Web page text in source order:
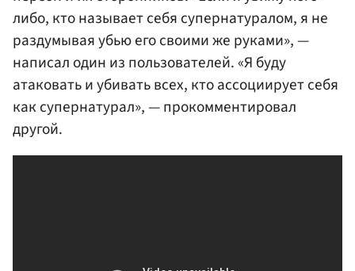
либо, кто называет себя супернатуралом, я не
раздумывая убью его своими же руками», —
написал один из пользователей. «Я буду
атаковать и убивать всех, кто ассоциирует себя
как супернатурал», — прокомментировал
другой.